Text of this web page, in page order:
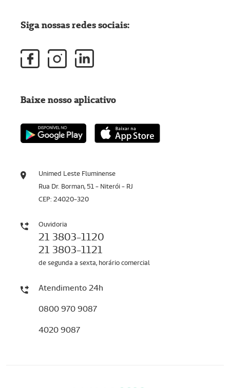
Unimed Leste Fluminense
Rua Dr. Borman, 51 - Niterói - RJ
CEP: 24020-320
Ouvidoria
21 3803-1120
21 3803-1121
de segunda a sexta, horário comercial
Atendimento 24h
0800 970 9087
4020 9087
Siga nossas redes sociais:
Baixe nosso aplicativo